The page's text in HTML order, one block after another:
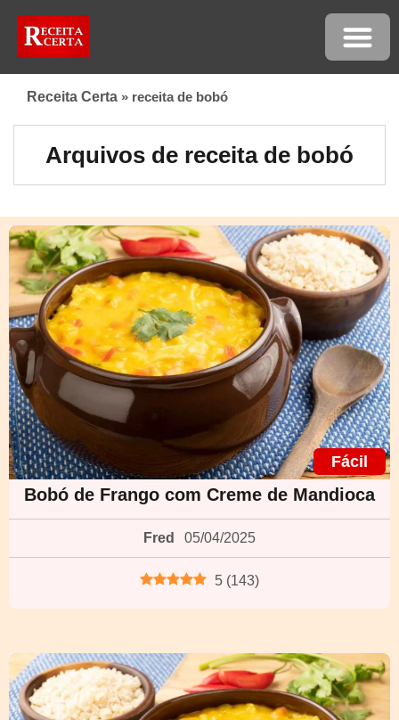
Receita Certa » receita de bobó
Arquivos de receita de bobó
Fácil
Bobó de Frango com Creme de Mandioca
Fred 05/04/2025
5 (143)